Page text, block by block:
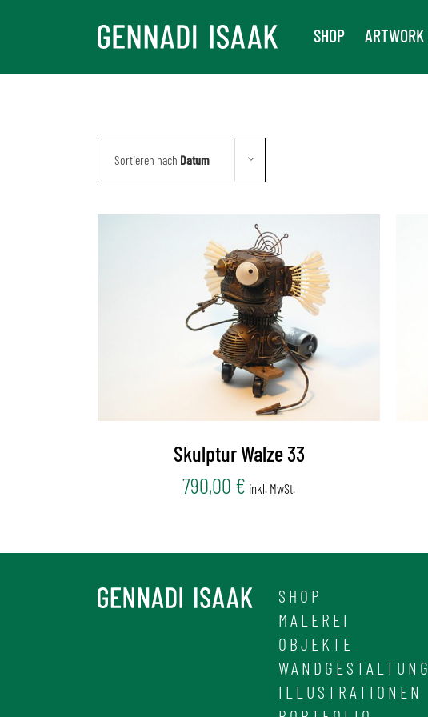
SHOP ARTWORK
Sortieren nach Datum
Skulptur Walze 33
790,00 € inkl. MwSt.
SHOP
MALEREI
OBJEKTE
WANDGESTALTUNG
ILLUSTRATIONEN